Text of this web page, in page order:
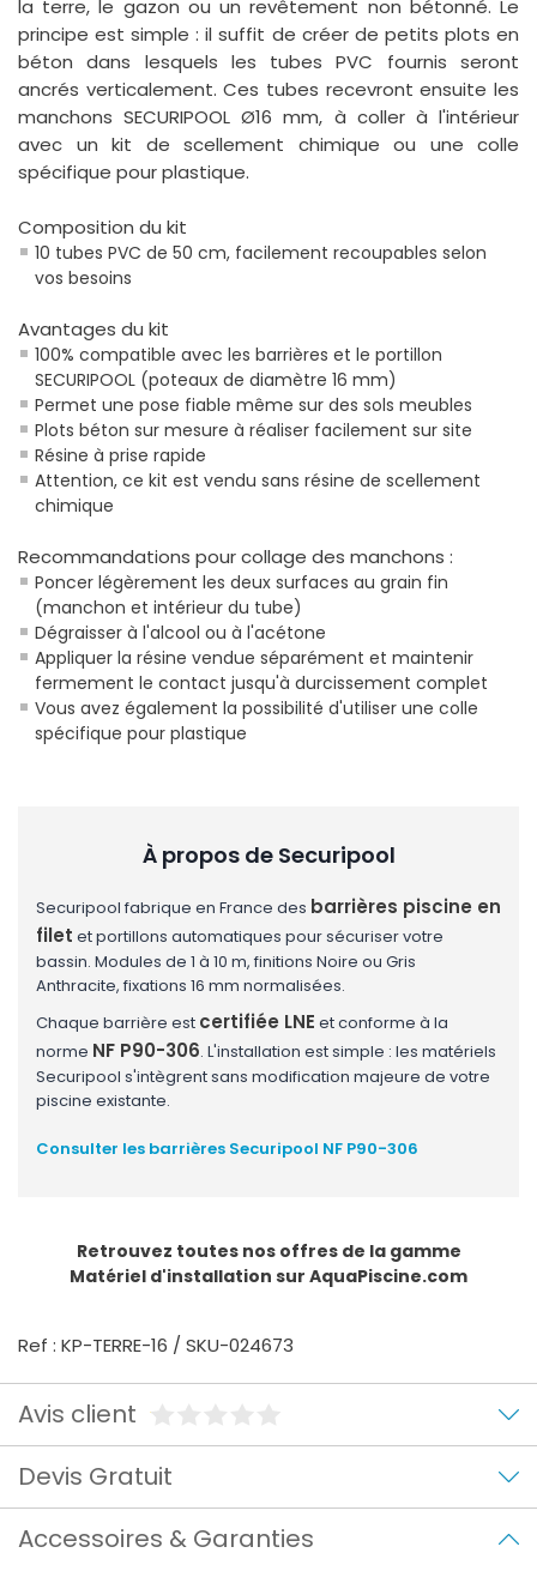
la terre, le gazon ou un revêtement non bétonné. Le
principe est simple : il suffit de créer de petits plots en
béton dans lesquels les tubes PVC fournis seront
ancrés verticalement. Ces tubes recevront ensuite les
manchons SECURIPOOL Ø16 mm, à coller à l'intérieur
avec un kit de scellement chimique ou une colle
spécifique pour plastique.
Composition du kit
10 tubes PVC de 50 cm, facilement recoupables selon
vos besoins
Avantages du kit
100% compatible avec les barrières et le portillon
SECURIPOOL (poteaux de diamètre 16 mm)
Permet une pose fiable même sur des sols meubles
Plots béton sur mesure à réaliser facilement sur site
Résine à prise rapide
Attention, ce kit est vendu sans résine de scellement
chimique
Recommandations pour collage des manchons :
Poncer légèrement les deux surfaces au grain fin
(manchon et intérieur du tube)
Dégraisser à l'alcool ou à l'acétone
Appliquer la résine vendue séparément et maintenir
fermement le contact jusqu'à durcissement complet
Vous avez également la possibilité d'utiliser une colle
spécifique pour plastique
À propos de Securipool
Securipool fabrique en France des barrières piscine en
filet et portillons automatiques pour sécuriser votre
bassin. Modules de 1 à 10 m, finitions Noire ou Gris
Anthracite, fixations 16 mm normalisées.
Chaque barrière est certifiée LNE et conforme à la
norme NF P90-306. L'installation est simple : les matériels
Securipool s'intègrent sans modification majeure de votre
piscine existante.
Consulter les barrières Securipool NF P90-306
Retrouvez toutes nos offres de la gamme
Matériel d'installation sur AquaPiscine.com
Ref : KP-TERRE-16 / SKU-024673
Avis client
Devis Gratuit
Accessoires & Garanties